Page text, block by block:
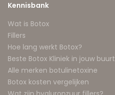
Kennisbank
Wat is Botox
Fillers
Hoe lang werkt Botox?
Beste Botox Kliniek in jouw buurt
Alle merken botulinetoxine
Botox kosten vergelijken